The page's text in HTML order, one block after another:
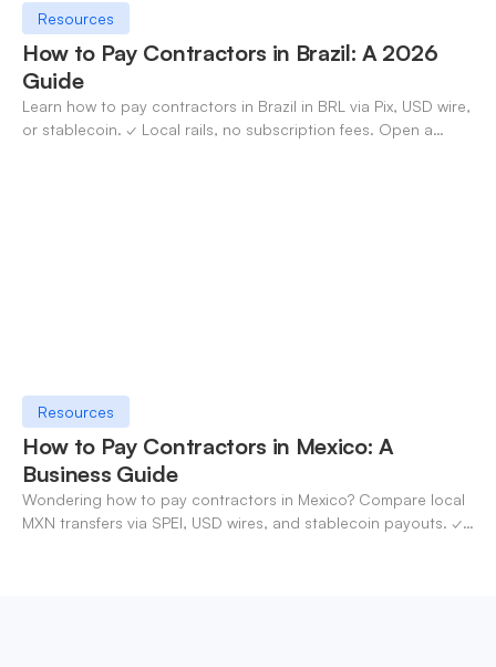
Resources
How to Pay Contractors in Brazil: A 2026
Guide
Learn how to pay contractors in Brazil in BRL via Pix, USD wire,
or stablecoin. ✓ Local rails, no subscription fees. Open a
Resources
How to Pay Contractors in Mexico: A
Business Guide
Wondering how to pay contractors in Mexico? Compare local
MXN transfers via SPEI, USD wires, and stablecoin payouts. ✓